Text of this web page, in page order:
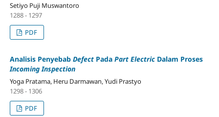
Setiyo Puji Muswantoro
1288 - 1297
PDF
Analisis Penyebab DefectPada Part ElectricDalam Proses
Incoming Inspection
Yoga Pratama, Heru Darmawan, Yudi Prastyo
1298 - 1306
PDF